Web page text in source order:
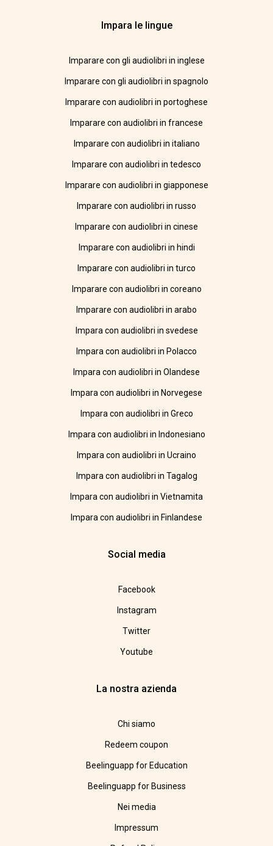
Impara le lingue
Imparare con gli audiolibri in inglese
Imparare con gli audiolibri in spagnolo
Imparare con audiolibri in portoghese
Imparare con audiolibri in francese
Imparare con audiolibri in italiano
Imparare con audiolibri in tedesco
Imparare con audiolibri in giapponese
Imparare con audiolibri in russo
Imparare con audiolibri in cinese
Imparare con audiolibri in hindi
Imparare con audiolibri in turco
Imparare con audiolibri in coreano
Imparare con audiolibri in arabo
Impara con audiolibri in svedese
Impara con audiolibri in Polacco
Impara con audiolibri in Olandese
Impara con audiolibri in Norvegese
Impara con audiolibri in Greco
Impara con audiolibri in Indonesiano
Impara con audiolibri in Ucraino
Impara con audiolibri in Tagalog
Impara con audiolibri in Vietnamita
Impara con audiolibri in Finlandese
Social media
Facebook
Instagram
Twitter
Youtube
La nostra azienda
Chi siamo
Redeem coupon
Beelinguapp for Education
Beelinguapp for Business
Nei media
Impressum